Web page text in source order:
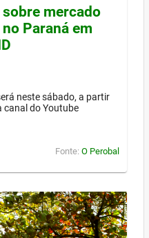
mercado
Paraná em
neste sábado, a partir
canal do Youtube
Fonte: O Perobal